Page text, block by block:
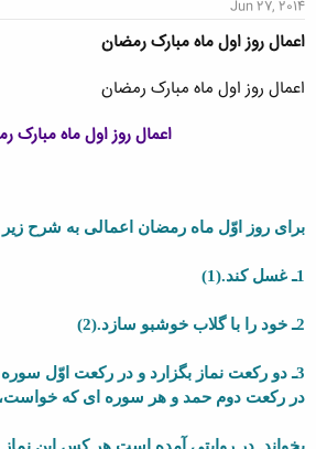
Jun 27, 2014
اعمال روز اول ماه مبارک رمضان
اعمال روز اول ماه مبارک رمضان
اعمال روز اول ماه مبارک
براى روز اوّل ماه رمضان اعمالى به شرح
1ـ غسل کند.(1)
2ـ خود را با گلاب خوشبو سازد.(2)
3ـ دو رکعت نماز بگزارد و در رکعت اوّل
در رکعت دوم حمد و هر سوره اى که خواست،
بخواند. در روایتى آمده است هر کس این نماز